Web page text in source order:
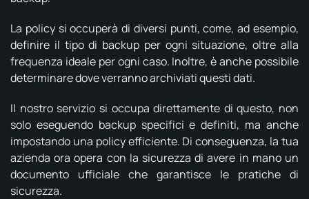
La policy si occuperà di diversi punti, come, ad esempio,
definire il tipo di backup per ogni situazione, oltre alla
frequenza ideale per ogni caso. Inoltre, è anche possibile
determinare dove verranno archiviati questi dati.
Il nostro servizio si occupa direttamente di questo, non
solo eseguendo backup specifici e definiti, ma anche
impostando una policy efficiente. Di conseguenza, la tua
azienda ora opera con la sicurezza di avere in mano un
documento ufficiale che garantisce le pratiche di
sicurezza.